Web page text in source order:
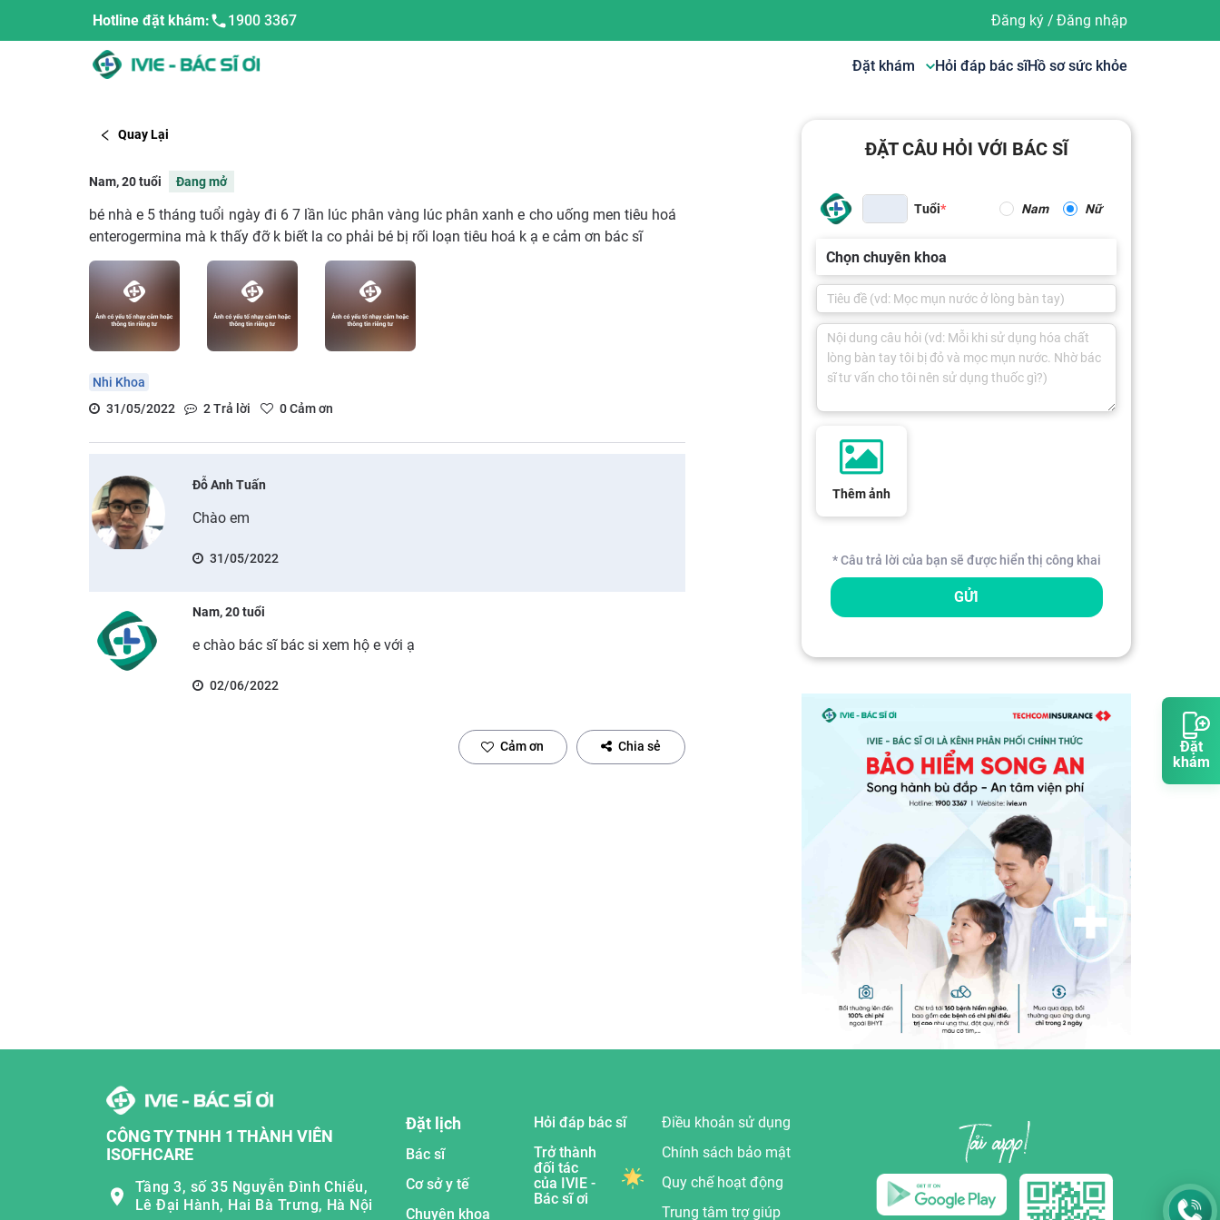
Đặt
khám
Hotline đặt khám: 1900 3367 Đăng ký/ Đăng nhập
Đặt khám Hỏi đáp bác sĩHồ sơ sức khỏe
Quay Lại
Nam, 20 tuổi Đang mở
bé nhà e 5 tháng tuổi ngày đi 6 7 lần lúc phân vàng lúc phân xanh e cho uống men tiêu hoá
enterogermina mà k thấy đỡ k biết la co phải bé bị rối loạn tiêu hoá k ạ e cảm ơn bác sĩ
Nhi Khoa
31/05/2022
2Trả lời 0Cảm ơn
Đỗ Anh Tuấn
Chào em
31/05/2022
Nam, 20 tuổi
e chào bác sĩ bác si xem hộ e với ạ
02/06/2022
Cảm ơn Chia sẻ
ĐẶT CÂU HỎI VỚI BÁC SĨ
Tuổi Nam Nữ
Chọn chuyên khoa
Thêm ảnh
* Câu trả lời của bạn sẽ được hiển thị công khai
GỬI
CÔNG TY TNHH 1 THÀNH VIÊN
ISOFHCARE
Tầng 3, số 35 Nguyễn Đình Chiểu,
Lê Đại Hành, Hai Bà Trưng, Hà Nội
Đặt lịch
Bác sĩ
Cơ sở y tế
Chuyên khoa
Hỏi đáp bác sĩ
Trở thành
đối tác
của IVIE -
Bác sĩ ơi
Điều khoản sử dụng
Chính sách bảo mật
Quy chế hoạt động
Trung tâm trợ giúp